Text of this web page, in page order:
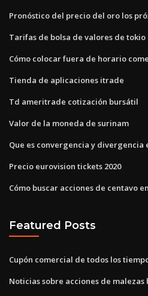
Pronóstico del precio del oro los
Tarifas de bolsa de valores de tokio
Cómo colocar fuera de horario
Tienda de aplicaciones itrade
Td ameritrade cotización bursátil
Valor de la moneda de surinam
Que es convergencia y divergencia
Precio eurovision tickets 2020
Cómo buscar acciones de centavo
Featured Posts
Cupón comercial de todos los
Noticias sobre acciones de malezas